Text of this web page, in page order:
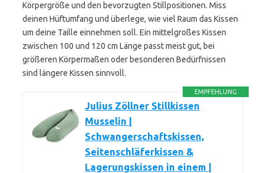
Körpergröße und den bevorzugten Stillpositionen. Miss
deinen Hüftumfang und überlege, wie viel Raum das Kissen
um deine Taille einnehmen soll. Ein mittelgroßes Kissen
zwischen 100 und 120 cm Länge passt meist gut, bei
größeren Körpermaßen oder besonderen Bedürfnissen
sind längere Kissen sinnvoll.
EMPFEHLUNG
Julius Zöllner Stillkissen
Musselin |
Schwangerschaftskissen,
Seitenschläferkissen &
Lagerungskissen in einem |